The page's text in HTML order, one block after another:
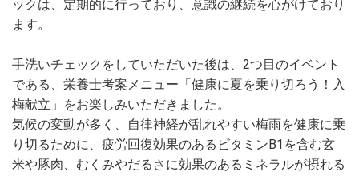
ックは、定期的に行っており、意識の継続を心がけており
ます。
手洗いチェックをしていただいた後は、2つ目のイベント
である、栄養士考案メニュー「健康に夏を乗り切ろう！入
梅献立」をお楽しみいただきました。
気候の変動が多く、自律神経が乱れやすい梅雨を健康に乗
り切るために、疲労回復効果のあるビタミンB1を含む玄
米や豚肉、むくみやだるさに効果のあるミネラルが摂れる